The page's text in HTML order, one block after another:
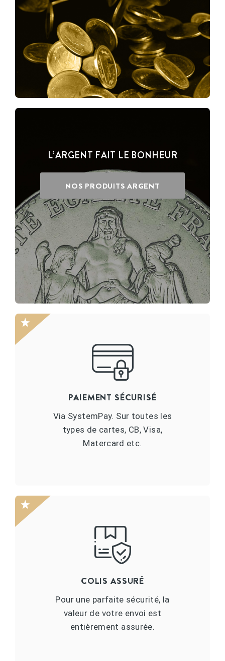
L’ARGENT FAIT LE BONHEUR
NOS PRODUITS ARGENT
PAIEMENT SÉCURISÉ
Via SystemPay. Sur toutes les
types de cartes, CB, Visa,
Matercard etc.
COLIS ASSURÉ
Pour une parfaite sécurité, la
valeur de votre envoi est
entièrement assurée.